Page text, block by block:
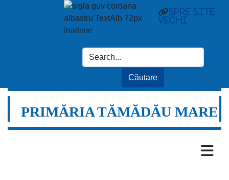
spre site
vechi
PRIMĂRIA TĂMĂDĂU MARE